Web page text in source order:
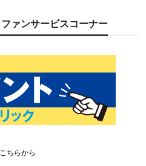
ァンサービスコーナー
ちらから